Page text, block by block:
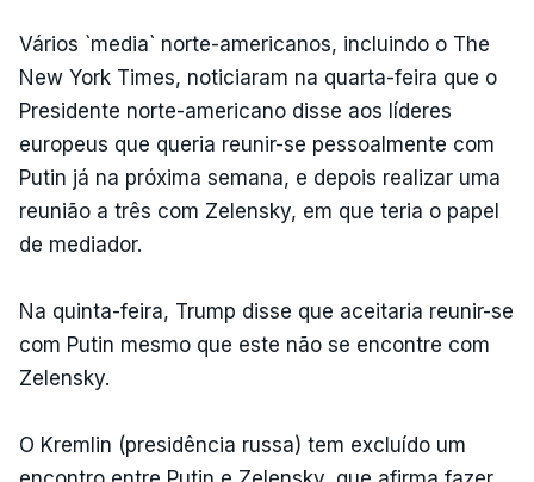
Vários `media` norte-americanos, incluindo o The
New York Times, noticiaram na quarta-feira que o
Presidente norte-americano disse aos líderes
europeus que queria reunir-se pessoalmente com
Putin já na próxima semana, e depois realizar uma
reunião a três com Zelensky, em que teria o papel
de mediador.
Na quinta-feira, Trump disse que aceitaria reunir-se
com Putin mesmo que este não se encontre com
Zelensky.
O Kremlin (presidência russa) tem excluído um